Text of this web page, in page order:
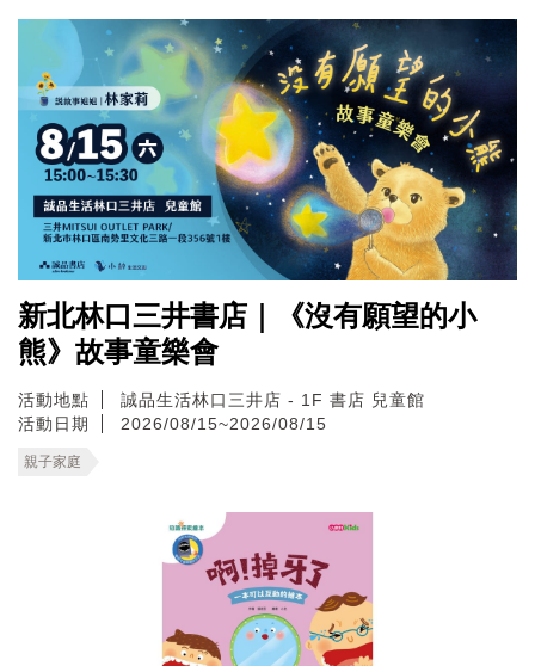
新北林口三井書店｜《沒有願望的小
熊》故事童樂會
活動地點
誠品生活林口三井店 - 1F 書店 兒童館
活動日期
2026/08/15~2026/08/15
親子家庭